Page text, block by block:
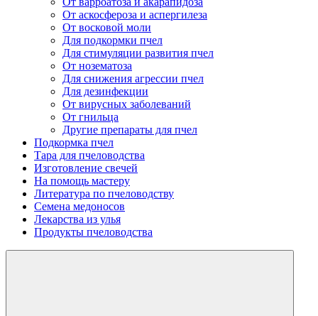
От аскосфероза и аспергилеза
От восковой моли
Для подкормки пчел
Для стимуляции развития пчел
От нозематоза
Для снижения агрессии пчел
Для дезинфекции
От вирусных заболеваний
От гнильца
Другие препараты для пчел
Подкормка пчел
Тара для пчеловодства
Изготовление свечей
На помощь мастеру
Литература по пчеловодству
Семена медоносов
Лекарства из улья
Продукты пчеловодства